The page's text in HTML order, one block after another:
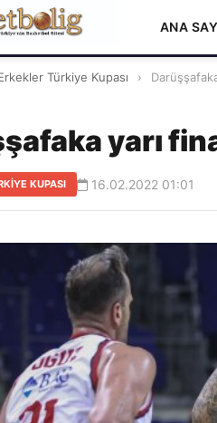
ANA
Türkiye Kupası ›
yarı
KUPASI 16.02.2022 01:01